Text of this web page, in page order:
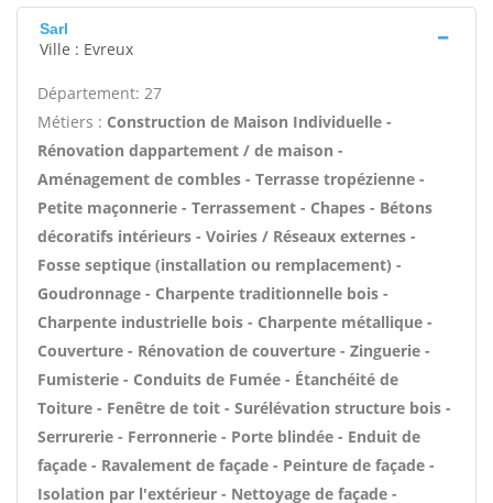
Sarl
Ville : Evreux
Département: 27
Métiers : Construction de Maison Individuelle -
Rénovation dappartement / de maison -
Aménagement de combles - Terrasse tropézienne -
Petite maçonnerie - Terrassement - Chapes - Bétons
décoratifs intérieurs - Voiries / Réseaux externes -
Fosse septique (installation ou remplacement) -
Goudronnage - Charpente traditionnelle bois -
Charpente industrielle bois - Charpente métallique -
Couverture - Rénovation de couverture - Zinguerie -
Fumisterie - Conduits de Fumée - Étanchéité de
Toiture - Fenêtre de toit - Surélévation structure bois -
Serrurerie - Ferronnerie - Porte blindée - Enduit de
façade - Ravalement de façade - Peinture de façade -
Isolation par l'extérieur - Nettoyage de façade -